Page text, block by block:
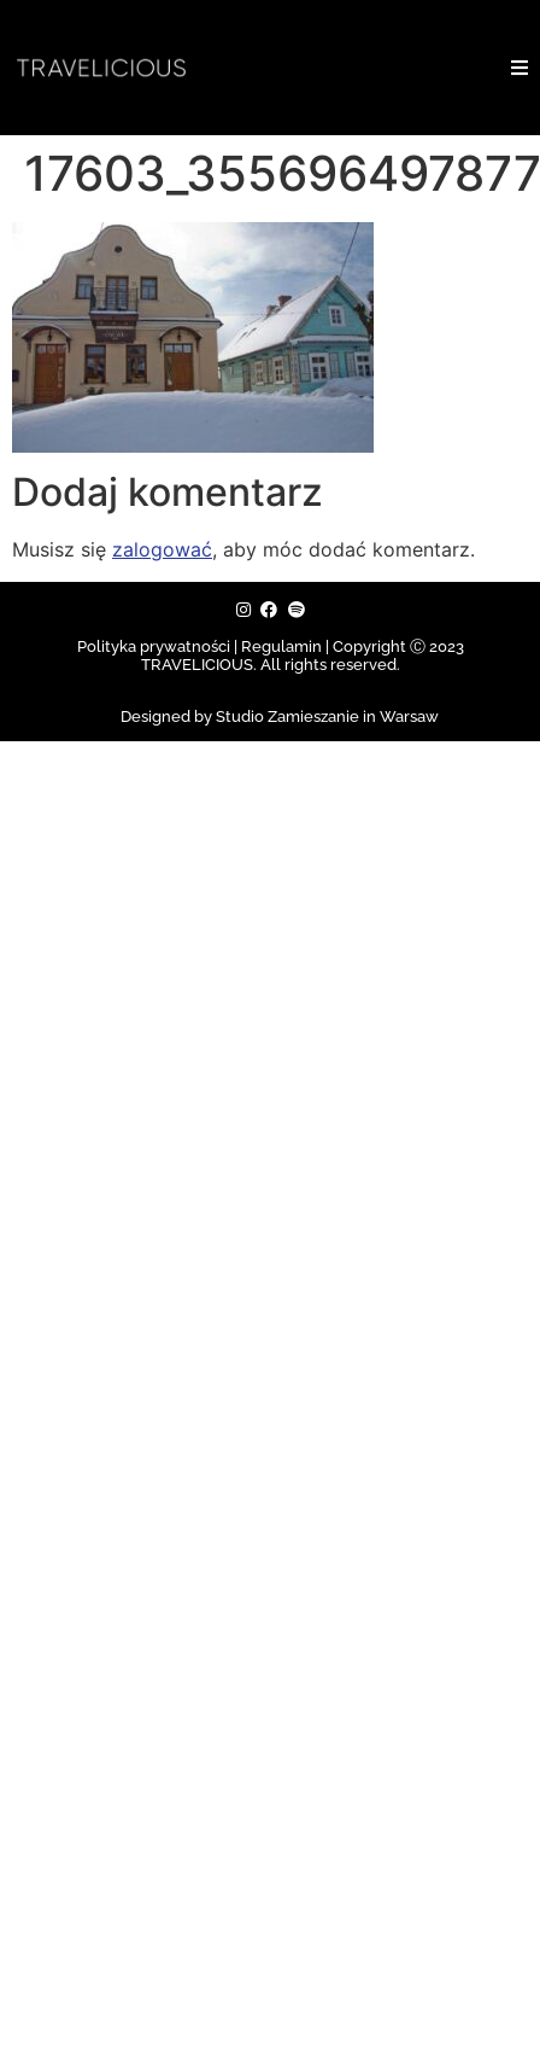
Dodaj komentarz
Musisz się zalogować, aby móc dodać komentarz.
Polityka prywatności | Regulamin | Copyright Ⓒ 2023
TRAVELICIOUS. All rights reserved.
Designed by Studio Zamieszanie in Warsaw